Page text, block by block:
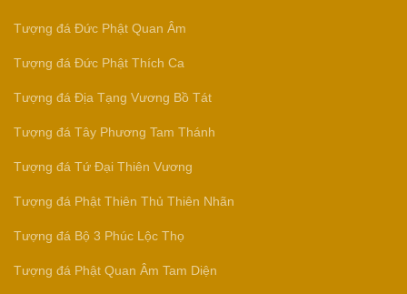
Tượng đá Đức Phật Quan Âm
Tượng đá Đức Phật Thích Ca
Tượng đá Địa Tạng Vương Bồ Tát
Tượng đá Tây Phương Tam Thánh
Tượng đá Tứ Đại Thiên Vương
Tượng đá Phật Thiên Thủ Thiên Nhãn
Tượng đá Bộ 3 Phúc Lộc Thọ
Tượng đá Phật Quan Âm Tam Diện